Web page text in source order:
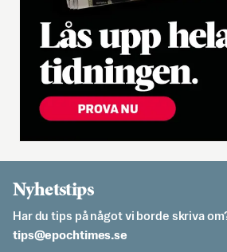
Nyhetstips
Har du tips på något vi borde skriva
es.semithcope@spit